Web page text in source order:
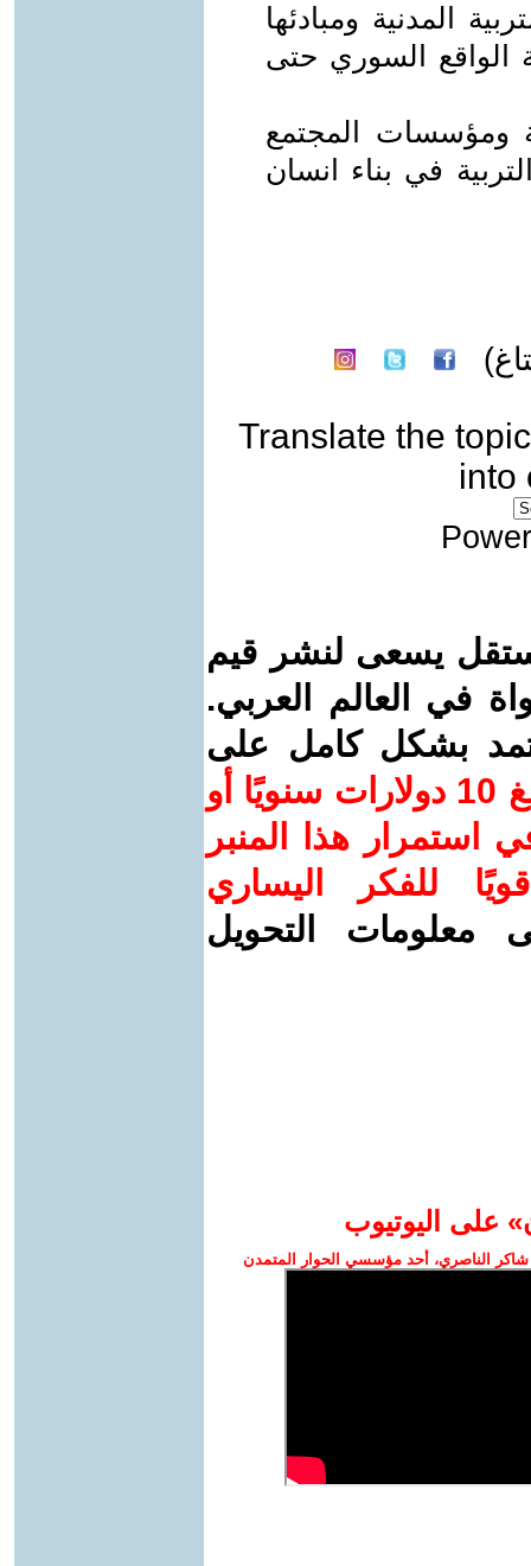
المدنية ومبادئها
السوري حتى
ومؤسسات المجتمع
في بناء انسان
Translate the topic
into
يسعى لنشر قيم
في العالم العربي.
بشكل كامل على
ساهم/ي معنا! بدعمكم بمبلغ 10 دولارات سنويًا أو
استمرار هذا المنبر
للفكر اليساري
معلومات التحويل
على اليوتيوب
الناصري، أحد مؤسسي الحوار المتمدن